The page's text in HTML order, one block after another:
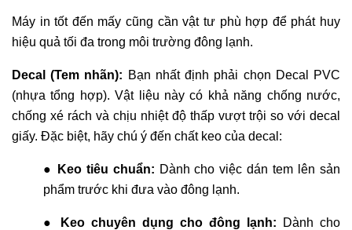
Máy in tốt đến mấy cũng cần vật tư phù hợp để phát huy
hiệu quả tối đa trong môi trường đông lạnh.
Decal (Tem nhãn): Bạn nhất định phải chọn Decal PVC
(nhựa tổng hợp). Vật liệu này có khả năng chống nước,
chống xé rách và chịu nhiệt độ thấp vượt trội so với decal
giấy. Đặc biệt, hãy chú ý đến chất keo của decal:
● Keo tiêu chuẩn: Dành cho việc dán tem lên sản
phẩm trước khi đưa vào đông lạnh.
● Keo chuyên dụng cho đông lạnh:
Dành cho